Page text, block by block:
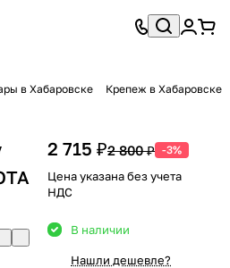
в Хабаровске Крепеж в Хабаровске
2 715 ₽2 800 ₽ -3%
Цена указана без учета
НДС
В наличии
Нашли дешевле?